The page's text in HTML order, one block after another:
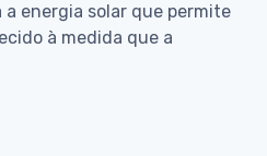
energia solar que permite
à medida que a